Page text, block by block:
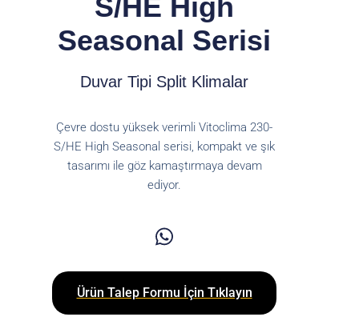
S/HE High
Seasonal Serisi
Duvar Tipi Split Klimalar
Çevre dostu yüksek verimli Vitoclima 230-
S/HE High Seasonal serisi, kompakt ve şık
tasarımı ile göz kamaştırmaya devam
ediyor.
Ürün Talep Formu İçin Tıklayın